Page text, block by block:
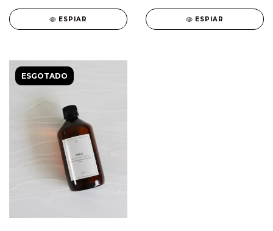
ESPIAR ESPIAR
ESGOTADO